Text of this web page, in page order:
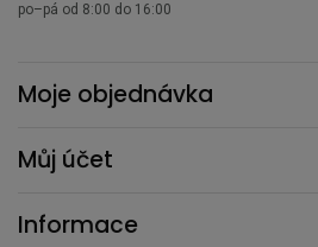
Moje objednávka
Můj účet
Informace
po–pá od 8:00 do 16:00